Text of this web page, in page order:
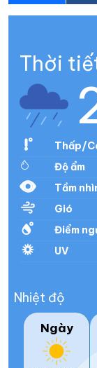
Thời
Thấp/
Độ ẩm
Tầm
Gió
Điểm
UV
Nhiệt độ
Ngày